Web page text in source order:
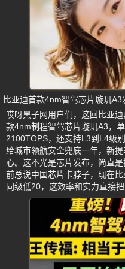
比亚迪首款4nm智驾芯片璇玑
哎呀黑子网用户们，这回比亚
款4nm制程智驾芯片璇玑A3，
2100TOPS，还支持L3到L4级
给城市领航安全兜底一年，新
心。这不光是芯片发布，简直
前总说中国芯片卡脖子，现在
同级低20，这效率和实力直接把